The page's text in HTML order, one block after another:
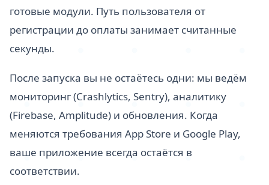
готовые модули. Путь пользователя от
регистрации до оплаты занимает считанные
секунды.
После запуска вы не остаётесь одни: мы ведём
мониторинг (Crashlytics, Sentry), аналитику
(Firebase, Amplitude) и обновления. Когда
меняются требования App Store и Google Play,
ваше приложение всегда остаётся в
соответствии.